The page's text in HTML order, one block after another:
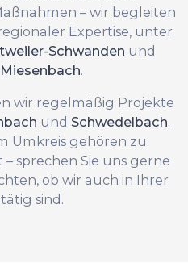
– wir begleiten
Expertise, unter
Schwanden und
.
wir regelmäßig Projekte
und Schwedelbach.
Umkreis gehören zu
sprechen Sie uns gerne
ob wir auch in Ihrer
sind.